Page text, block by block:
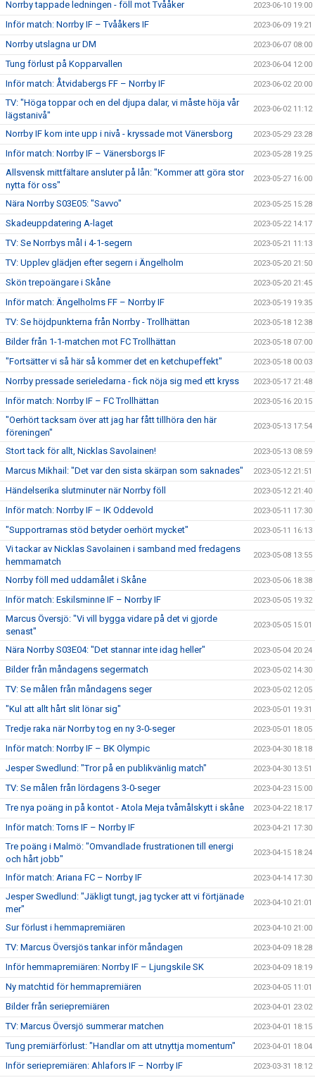
Norrby tappade ledningen - föll mot Tvååker 2023-06-10 19:00
Inför match: Norrby IF – Tvååkers IF 2023-06-09 19:21
Norrby utslagna ur DM 2023-06-07 08:00
Tung förlust på Kopparvallen 2023-06-04 12:00
Inför match: Åtvidabergs FF – Norrby IF 2023-06-02 20:00
TV: "Höga toppar och en del djupa dalar, vi måste höja vår
lägstanivå"
2023-06-02 11:12
Norrby IF kom inte upp i nivå - kryssade mot Vänersborg 2023-05-29 23:28
Inför match: Norrby IF – Vänersborgs IF 2023-05-28 19:25
Allsvensk mittfältare ansluter på lån: "Kommer att göra stor
nytta för oss"
2023-05-27 16:00
Nära Norrby S03E05: "Savvo" 2023-05-25 15:28
Skadeuppdatering A-laget 2023-05-22 14:17
TV: Se Norrbys mål i 4-1-segern 2023-05-21 11:13
TV: Upplev glädjen efter segern i Ängelholm 2023-05-20 21:50
Skön trepoängare i Skåne 2023-05-20 21:45
Inför match: Ängelholms FF – Norrby IF 2023-05-19 19:35
TV: Se höjdpunkterna från Norrby - Trollhättan 2023-05-18 12:38
Bilder från 1-1-matchen mot FC Trollhättan 2023-05-18 07:00
"Fortsätter vi så här så kommer det en ketchupeffekt" 2023-05-18 00:03
Norrby pressade serieledarna - fick nöja sig med ett kryss 2023-05-17 21:48
Inför match: Norrby IF – FC Trollhättan 2023-05-16 20:15
"Oerhört tacksam över att jag har fått tillhöra den här
föreningen"
2023-05-13 17:54
Stort tack för allt, Nicklas Savolainen! 2023-05-13 08:59
Marcus Mikhail: "Det var den sista skärpan som saknades" 2023-05-12 21:51
Händelserika slutminuter när Norrby föll 2023-05-12 21:40
Inför match: Norrby IF – IK Oddevold 2023-05-11 17:30
"Supportrarnas stöd betyder oerhört mycket" 2023-05-11 16:13
Vi tackar av Nicklas Savolainen i samband med fredagens
hemmamatch
2023-05-08 13:55
Norrby föll med uddamålet i Skåne 2023-05-06 18:38
Inför match: Eskilsminne IF – Norrby IF 2023-05-05 19:32
Marcus Översjö: "Vi vill bygga vidare på det vi gjorde
senast"
2023-05-05 15:01
Nära Norrby S03E04: "Det stannar inte idag heller" 2023-05-04 20:24
Bilder från måndagens segermatch 2023-05-02 14:30
TV: Se målen från måndagens seger 2023-05-02 12:05
"Kul att allt hårt slit lönar sig" 2023-05-01 19:31
Tredje raka när Norrby tog en ny 3-0-seger 2023-05-01 18:05
Inför match: Norrby IF – BK Olympic 2023-04-30 18:18
Jesper Swedlund: "Tror på en publikvänlig match" 2023-04-30 13:51
TV: Se målen från lördagens 3-0-seger 2023-04-23 15:00
Tre nya poäng in på kontot - Atola Meja tvåmålskytt i skåne 2023-04-22 18:17
Inför match: Torns IF – Norrby IF 2023-04-21 17:30
Tre poäng i Malmö: "Omvandlade frustrationen till energi
och hårt jobb"
2023-04-15 18:24
Inför match: Ariana FC – Norrby IF 2023-04-14 17:30
Jesper Swedlund: "Jäkligt tungt, jag tycker att vi förtjänade
mer"
2023-04-10 21:01
Sur förlust i hemmapremiären 2023-04-10 21:00
TV: Marcus Översjös tankar inför måndagen 2023-04-09 18:28
Inför hemmapremiären: Norrby IF – Ljungskile SK 2023-04-09 18:19
Ny matchtid för hemmapremiären 2023-04-05 11:01
Bilder från seriepremiären 2023-04-01 23:02
TV: Marcus Översjö summerar matchen 2023-04-01 18:15
Tung premiärförlust: "Handlar om att utnyttja momentum" 2023-04-01 18:04
Inför seriepremiären: Ahlafors IF – Norrby IF 2023-03-31 18:12